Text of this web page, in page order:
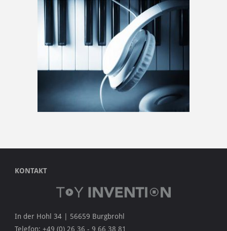
KONTAKT
In der Hohl 34 | 56659 Burgbrohl
Telefon: +49 (0) 26 36 - 9 66 38 81